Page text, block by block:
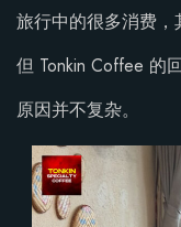
旅行中的很多消费，
但 Tonkin Coffee 的
原因并不复杂。